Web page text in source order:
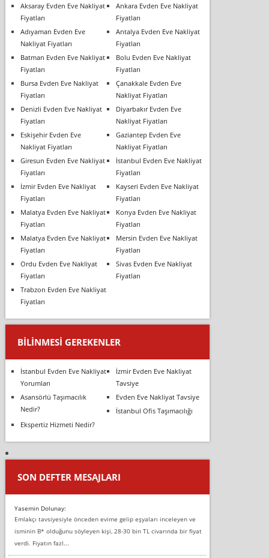
Aksaray Evden Eve Nakliyat
Fiyatları
Ankara Evden Eve Nakliyat
Fiyatları
Adıyaman Evden Eve
Nakliyat Fiyatları
Antalya Evden Eve Nakliyat
Fiyatları
Batman Evden Eve Nakliyat
Fiyatları
Bolu Evden Eve Nakliyat
Fiyatları
Bursa Evden Eve Nakliyat
Fiyatları
Çanakkale Evden Eve
Nakliyat Fiyatları
Denizli Evden Eve Nakliyat
Fiyatları
Diyarbakır Evden Eve
Nakliyat Fiyatları
Eskişehir Evden Eve
Nakliyat Fiyatları
Gaziantep Evden Eve
Nakliyat Fiyatları
Giresun Evden Eve Nakliyat
Fiyatları
İstanbul Evden Eve Nakliyat
Fiyatları
İzmir Evden Eve Nakliyat
Fiyatları
Kayseri Evden Eve Nakliyat
Fiyatları
Malatya Evden Eve Nakliyat
Fiyatları
Konya Evden Eve Nakliyat
Fiyatları
Malatya Evden Eve Nakliyat
Fiyatları
Mersin Evden Eve Nakliyat
Fiyatları
Ordu Evden Eve Nakliyat
Fiyatları
Sivas Evden Eve Nakliyat
Fiyatları
Trabzon Evden Eve Nakliyat
Fiyatları
BILINMESI GEREKENLER
İstanbul Evden Eve Nakliyat
Yorumları
İzmir Evden Eve Nakliyat
Tavsiye
Asansörlü Taşımacılık
Nedir?
Evden Eve Nakliyat Tavsiye
İstanbul Ofis Taşımacılığı
Ekspertiz Hizmeti Nedir?
SON DEFTER MESAJLARI
Yasemin Dolunay:
Emlakçı tavsiyesiyle önceden evime gelip eşyaları inceleyen ve
isminin B* olduğunu söyleyen kişi, 28-30 bin TL civarında bir fiyat
verdi. Fiyatın fazl...